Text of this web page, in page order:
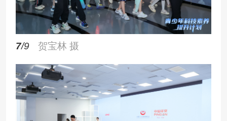
7/9 贺宝林 摄